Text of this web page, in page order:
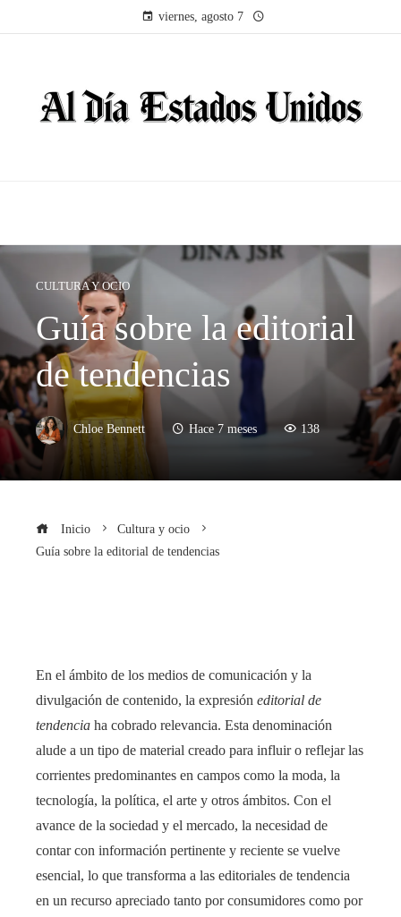
viernes, agosto 7
CULTURA Y OCIO
Guía sobre la editorial
de tendencias
Chloe Bennett Hace 7 meses 138
Inicio
Cultura y ocio
Guía sobre la editorial de tendencias
En el ámbito de los medios de comunicación y la
divulgación de contenido, la expresión editorial de
tendencia ha cobrado relevancia. Esta denominación
alude a un tipo de material creado para influir o reflejar las
corrientes predominantes en campos como la moda, la
tecnología, la política, el arte y otros ámbitos. Con el
avance de la sociedad y el mercado, la necesidad de
contar con información pertinente y reciente se vuelve
esencial, lo que transforma a las editoriales de tendencia
en un recurso apreciado tanto por consumidores como por